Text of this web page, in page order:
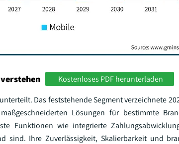
Kostenloses PDF herunterladen
Das feststehende Segment verzeichnete
Lösungen für bestimmte
Funktionen wie integrierte
sind. Ihre Zuverlässigkeit, Skalierbarkeit und